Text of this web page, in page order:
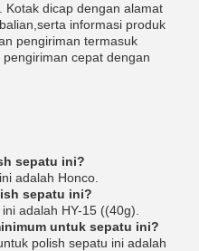
Kotak dicap dengan alamat
informasi produk
pengiriman termasuk
cepat dengan
sepatu ini?
adalah Honco.
sepatu ini?
adalah HY-15 ((40g).
untuk sepatu ini?
polish sepatu ini adalah